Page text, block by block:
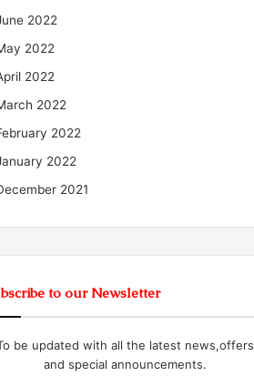
2022
2022
2022
2022
2022
2022
2021
to our Newsletter
be updated with all the latest news,offers
and special announcements.